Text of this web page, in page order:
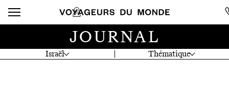
Israël Thématique
JOURNAL